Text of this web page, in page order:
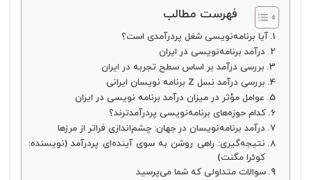
فهرست مطالب
آیا برنامه‌نویسی شغل پردرآمدی است؟
درآمد برنامه‌نویسی در ایران
بررسی درآمد بر اساس سطح تجربه در ایران
بررسی درآمد نسل Z برنامه‌ نویسان ایرانی
عوامل مؤثر در میزان درآمد برنامه ‌نویسی در ایران
کدام حوزه‌های برنامه‌نویسی پردرآمدترند؟
درآمد برنامه‌نویسان در جهان: چشم‌اندازی فراتر از مرزها
نتیجه‌گیری: راهی روشن به سوی آینده‌ای پردرآمد (نویسنده:
کوئرا مگنت)
سوالات متداولی که شما می‌پرسید